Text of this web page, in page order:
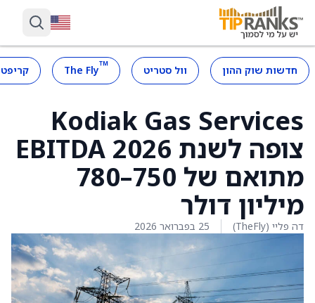
חדשות שוק ההון וול סטריט ™
The Fly
Kodiak Gas Services
צופה לשנת 2026 EBITDA
מתואם של 750–780
מיליון דולר
דה פליי (TheFly) 25 בפברואר 2026